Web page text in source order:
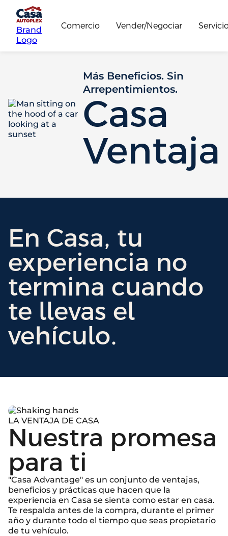
Brand
Logo
Comercio Vender/Negociar
Más Beneficios. Sin
Arrepentimientos.
Casa
Ventaja
En Casa, tu
experiencia no
termina cuando
te llevas el
vehículo.
LA VENTAJA DE CASA
Nuestra promesa
para ti
"Casa Advantage" es un conjunto de ventajas,
beneficios y prácticas que hacen que la
experiencia en Casa se sienta como estar en casa.
Te respalda antes de la compra, durante el primer
año y durante todo el tiempo que seas propietario
de tu vehículo.